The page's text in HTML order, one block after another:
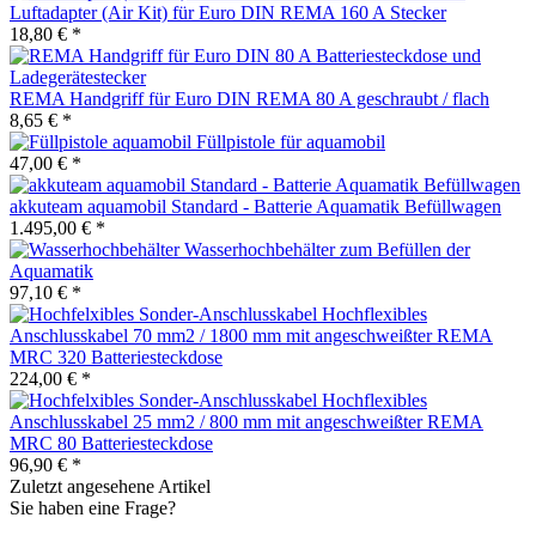
Luftadapter (Air Kit) für Euro DIN REMA 160 A Stecker
18,80 € *
REMA Handgriff für Euro DIN REMA 80 A geschraubt / flach
8,65 € *
Füllpistole für aquamobil
47,00 € *
akkuteam aquamobil Standard - Batterie Aquamatik Befüllwagen
1.495,00 € *
Wasserhochbehälter zum Befüllen der
Aquamatik
97,10 € *
Hochflexibles
Anschlusskabel 70 mm2 / 1800 mm mit angeschweißter REMA
MRC 320 Batteriesteckdose
224,00 € *
Hochflexibles
Anschlusskabel 25 mm2 / 800 mm mit angeschweißter REMA
MRC 80 Batteriesteckdose
96,90 € *
Zuletzt angesehene Artikel
Sie haben eine Frage?